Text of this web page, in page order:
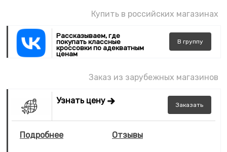
Купить в российских магазинах
Рассказываем, где
покупать классные
кроссовки по адекватным
ценам
В группу
Заказ из зарубежных магазинов
Узнать цену Заказать
Подробнее Отзывы